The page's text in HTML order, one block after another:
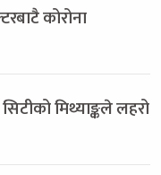
कोरोना
मिथ्याङ्कले लहरो